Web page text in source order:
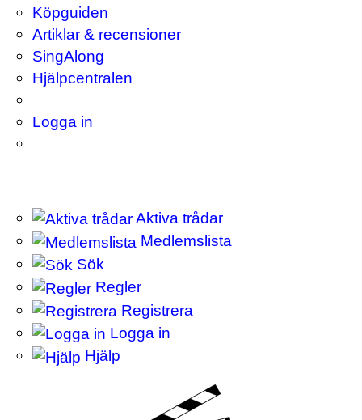
Köpguiden
Artiklar & recensioner
SingAlong
Hjälpcentralen
Logga in
Aktiva trådar
Medlemslista
Sök
Regler
Registrera
Logga in
Hjälp